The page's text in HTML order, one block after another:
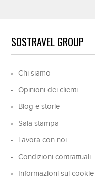
SOSTRAVEL GROUP
Chi siamo
Opinioni dei clienti
Blog e storie
Sala stampa
Lavora con noi
Condizioni contrattuali
Informazioni sui cookie